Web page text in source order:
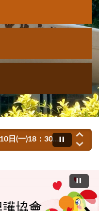
打詐宣導：如有假借檢察署（檢察長、檢察官）要求監管、保管您的帳戶或派人收取現金者，就是詐騙，請勿上當。
考選部訊息：115年建築師、技師、大地工程技師（第二階段考試）、不動產經紀人、記帳士考試自115年8月4日至13日下午5時前受理報名，有意報考之民眾請至考選部全球資訊網查詢。
本署全球資訊網訂於115年8月10日(一)18：30至22：00暫停服務進行維護作業，造成不便，尚請見諒。
【打詐新四法上路】嚴懲詐欺犯罪！騙越多關越久，最多關12年，最重罰3億元！有疑慮就打165反詐騙諮詢專線！